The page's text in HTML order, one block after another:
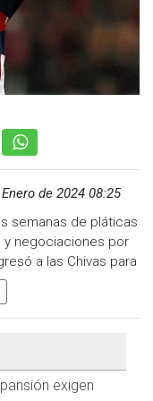
de 2024 08:25
semanas de pláticas
y negociaciones por
a las Chivas para
MX.
de que se
junio del 2023 frente
en el minuto 24
anterior en la
exigen